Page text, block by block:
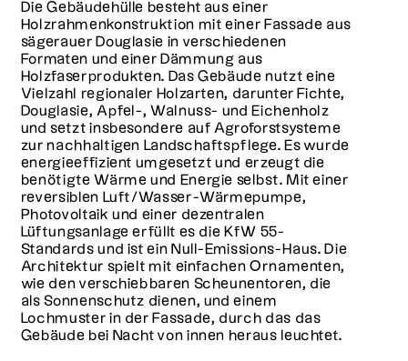
Die Gebäudehülle besteht aus einer
Holzrahmenkonstruktion mit einer Fassade aus
sägerauer Douglasie in verschiedenen
Formaten und einer Dämmung aus
Holzfaserprodukten. Das Gebäude nutzt eine
Vielzahl regionaler Holzarten, darunter Fichte,
Douglasie, Apfel-, Walnuss- und Eichenholz
und setzt insbesondere auf Agroforstsysteme
zur nachhaltigen Landschaftspflege. Es wurde
energieeffizient umgesetzt und erzeugt die
benötigte Wärme und Energie selbst. Mit einer
reversiblen Luft/Wasser-Wärmepumpe,
Photovoltaik und einer dezentralen
Lüftungsanlage erfüllt es die KfW 55-
Standards und ist ein Null-Emissions-Haus. Die
Architektur spielt mit einfachen Ornamenten,
wie den verschiebbaren Scheunentoren, die
als Sonnenschutz dienen, und einem
Lochmuster in der Fassade, durch das das
Gebäude bei Nacht von innen heraus leuchtet.